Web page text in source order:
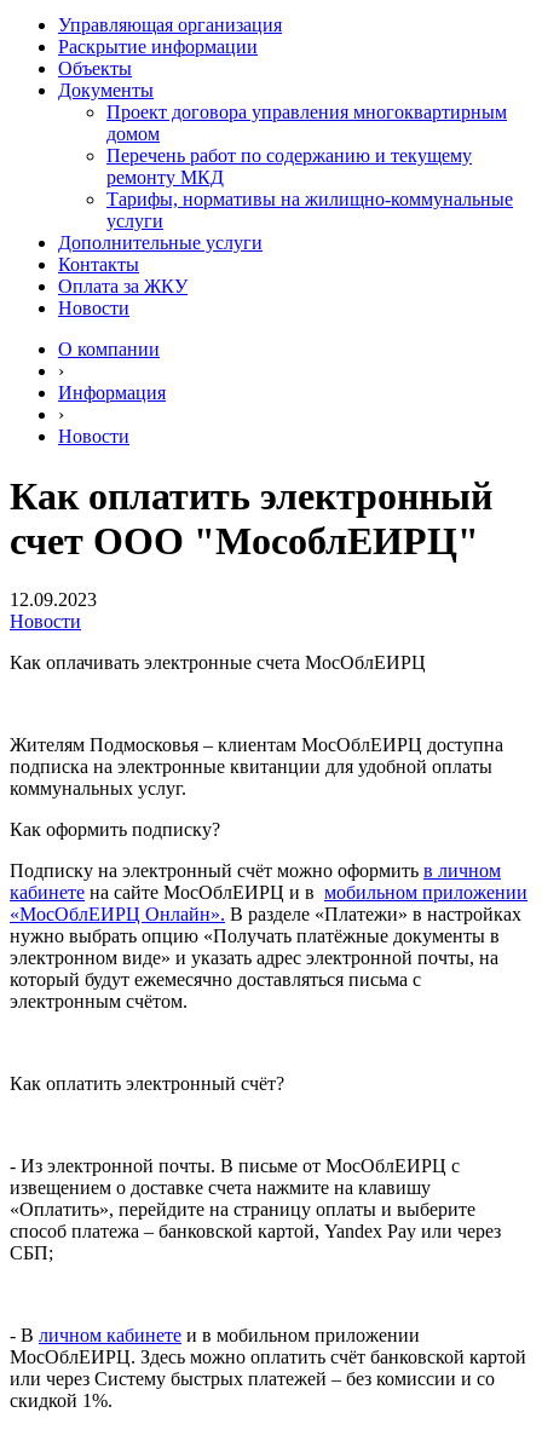
Управляющая организация
Раскрытие информации
Объекты
Документы
Проект договора управления многоквартирным
домом
Перечень работ по содержанию и текущему
ремонту МКД
Тарифы, нормативы на жилищно-коммунальные
услуги
Дополнительные услуги
Контакты
Оплата за ЖКУ
Новости
О компании
›
Информация
›
Новости
Как оплатить электронный
счет ООО "МособлЕИРЦ"
12.09.2023
Новости
Как оплачивать электронные счета МосОблЕИРЦ
Жителям Подмосковья – клиентам МосОблЕИРЦ доступна
подписка на электронные квитанции для удобной оплаты
коммунальных услуг.
Как оформить подписку?
Подписку на электронный счёт можно оформить в личном
кабинете на сайте МосОблЕИРЦ и в мобильном приложении
«МосОблЕИРЦ Онлайн». В разделе «Платежи» в настройках
нужно выбрать опцию «Получать платёжные документы в
электронном виде» и указать адрес электронной почты, на
который будут ежемесячно доставляться письма с
электронным счётом.
Как оплатить электронный счёт?
- Из электронной почты. В письме от МосОблЕИРЦ с
извещением о доставке счета нажмите на клавишу
«Оплатить», перейдите на страницу оплаты и выберите
способ платежа – банковской картой, Yandex Pay или через
СБП;
- В личном кабинете и в мобильном приложении
МосОблЕИРЦ. Здесь можно оплатить счёт банковской картой
или через Систему быстрых платежей – без комиссии и со
скидкой 1%.